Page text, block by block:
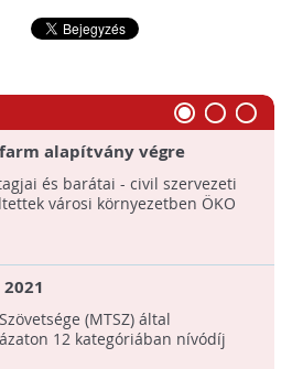
alapítvány végre
működését!
és barátai - civil szervezeti
városi környezetben ÖKO
(MTSZ) által
12 kategóriában nívódíj